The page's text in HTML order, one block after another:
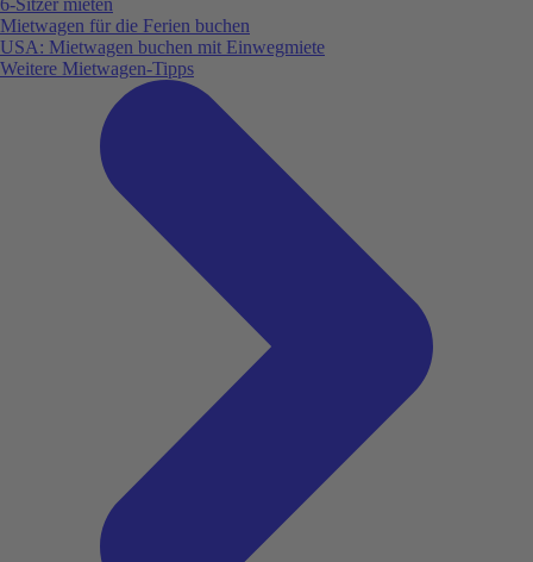
Mietwagen für die Ferien buchen
USA: Mietwagen buchen mit Einwegmiete
Weitere Mietwagen-Tipps